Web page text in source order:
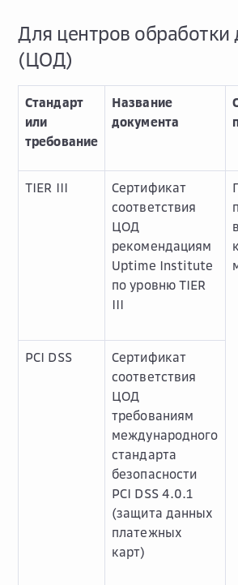
Для центров обработки
(ЦОД)
Стандарт
или
требование
Название
документа
TIER III
Сертификат
соответствия
ЦОД
рекомендациям
Uptime Institute
по уровню TIER
III
PCI DSS
Сертификат
соответствия
ЦОД
требованиям
международного
стандарта
безопасности
PCI DSS 4.0.1
(защита данных
платежных
карт)